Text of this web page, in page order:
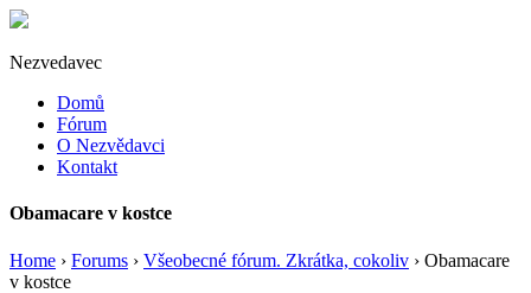
Nezvedavec
Domů
Fórum
O Nezvědavci
Kontakt
Obamacare v kostce
Home › Forums › Všeobecné fórum. Zkrátka, cokoliv › Obamacare
v kostce